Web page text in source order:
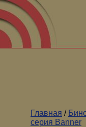
Главная /
серия Banner